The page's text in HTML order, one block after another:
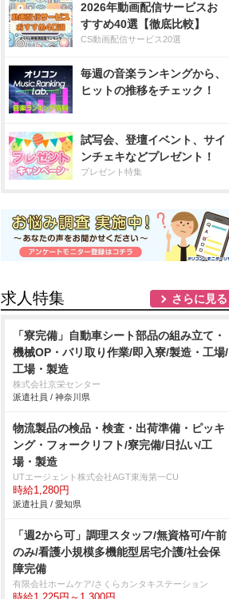
2026年動画配信サービスお
すすめ40選【徹底比較】
CS動画配信サービス20選
毎週の音楽ランキングから、
ヒットの推移をチェック！
試写会、登壇イベント、サイ
ンチェキなどプレゼント！
プレゼント特集
求人特集 さらに見る
「寮完備」自動車シート部品の組み立て・
機械OP・バリ取り作業/即入寮/製造・工場/
工場・製造
株式会社京栄センター
派遣社員 / 神奈川県
物流製品の検品・検査・出荷準備・ピッキ
ング・フォークリフト/寮完備/日払い/工
場・製造
UTエージェント株式会社AGT東海第一CU
時給1,280円
派遣社員 / 愛知県
「週2から可」調理スタッフ/無資格可/午前
のみ/看護小規模多機能型居宅介護/社会保
障完備
有限会社ホームケア/さくらカンタキステーション